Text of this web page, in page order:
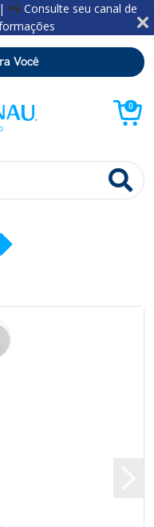
📲 Consulte seu canal de
Você
0